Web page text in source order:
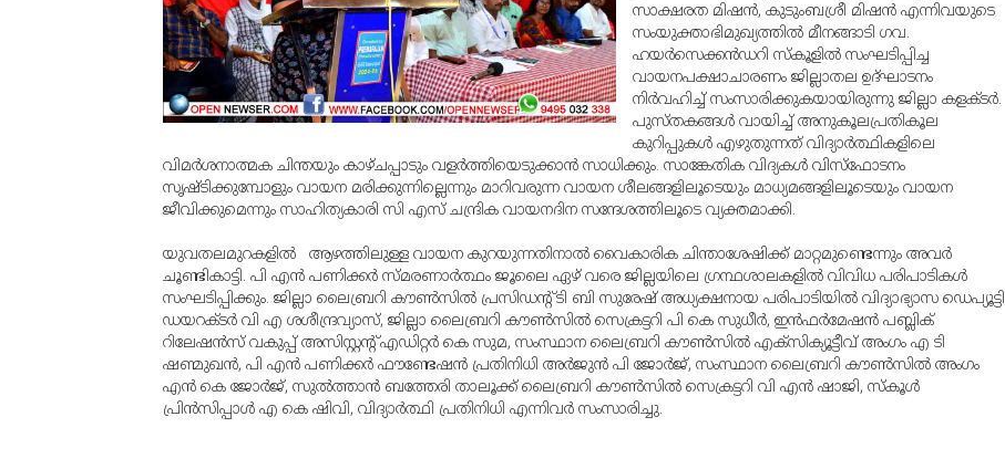
സാക്ഷരത മിഷന്‍, കുടുംബശ്രീ മിഷന്‍ എന്നിവയുടെ
സംയുക്താഭിമുഖ്യത്തില്‍ മീനങ്ങാടി ഗവ.
ഹയര്‍സെക്കന്‍ഡറി സ്‌കൂളില്‍ സംഘടിപ്പിച്ച
വായനപക്ഷാചാരണം ജില്ലാതല ഉദ്ഘാടനം
നിര്‍വഹിച്ച് സംസാരിക്കുകയായിരുന്നു ജില്ലാ കളക്ടര്‍.
പുസ്തകങ്ങള്‍ വായിച്ച് അനുകൂലപ്രതികൂല
കുറിപ്പുകള്‍ എഴുതുന്നത് വിദ്യാര്‍ത്ഥികളിലെ
വിമര്‍ശനാത്മക ചിന്തയും കാഴ്ചപ്പാടും വളര്‍ത്തിയെടുക്കാന്‍ സാധിക്കും. സാങ്കേതിക വിദ്യകള്‍ വിസ്‌ഫോടനം
സൃഷ്ടിക്കുമ്പോളും വായന മരിക്കുന്നില്ലെന്നും മാറിവരുന്ന വായന ശീലങ്ങളിലൂടെയും മാധ്യമങ്ങളിലൂടെയും വായന
ജീവിക്കുമെന്നും സാഹിത്യകാരി സി എസ് ചന്ദ്രിക വായനദിന സന്ദേശത്തിലൂടെ വ്യക്തമാക്കി.
യുവതലമുറകളില്‍ ആഴത്തിലുള്ള വായന കുറയുന്നതിനാല്‍ വൈകാരിക ചിന്താശേഷിക്ക് മാറ്റമുണ്ടെന്നും അവര്‍
ചൂണ്ടികാട്ടി. പി എന്‍ പണിക്കര്‍ സ്മരണാര്‍ത്ഥം ജൂലൈ ഏഴ് വരെ ജില്ലയിലെ ഗ്രന്ഥശാലകളില്‍ വിവിധ പരിപാടികള്‍
സംഘടിപ്പിക്കും. ജില്ലാ ലൈബ്രറി കൗണ്‍സില്‍ പ്രസിഡന്റ് ടി ബി സുരേഷ് അധ്യക്ഷനായ പരിപാടിയില്‍ വിദ്യാഭ്യാസ ഡെപ്യൂട്ടി
ഡയറക്ടര്‍ വി എ ശശീന്ദ്രവ്യാസ്, ജില്ലാ ലൈബ്രറി കൗണ്‍സില്‍ സെക്രട്ടറി പി കെ സുധീര്‍, ഇന്‍ഫര്‍മേഷന്‍ പബ്ലിക്
റിലേഷന്‍സ് വകുപ്പ് അസിസ്റ്റന്റ് എഡിറ്റര്‍ കെ സുമ, സംസ്ഥാന ലൈബ്രറി കൗണ്‍സില്‍ എക്‌സിക്യൂട്ടീവ് അംഗം എ ടി
ഷണ്മുഖന്‍, പി എന്‍ പണിക്കര്‍ ഫൗണ്ടേഷന്‍ പ്രതിനിധി അര്‍ജുന്‍ പി ജോര്‍ജ്, സംസ്ഥാന ലൈബ്രറി കൗണ്‍സില്‍ അംഗം
എന്‍ കെ ജോര്‍ജ്, സുല്‍ത്താന്‍ ബത്തേരി താലൂക്ക് ലൈബ്രറി കൗണ്‍സില്‍ സെക്രട്ടറി വി എന്‍ ഷാജി, സ്‌കൂള്‍
പ്രിന്‍സിപ്പാള്‍ എ കെ ഷിവി, വിദ്യാര്‍ത്ഥി പ്രതിനിധി എന്നിവര്‍ സംസാരിച്ചു.